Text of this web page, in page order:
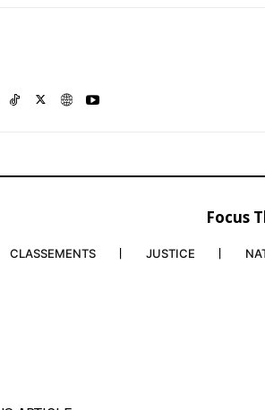
Focus
CLASSEMENTS JUSTICE